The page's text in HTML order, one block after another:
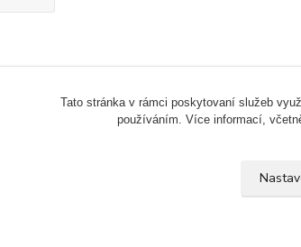
Tato stránka v rámci poskytovaní služeb
používáním. Více informací,